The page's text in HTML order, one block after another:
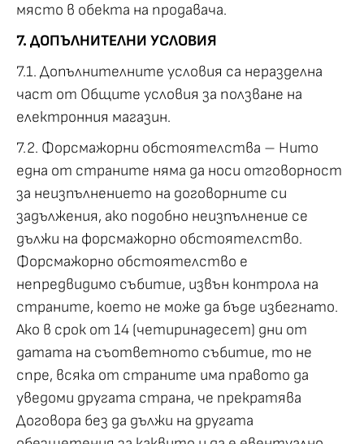
място в обекта на продавача.
7. ДОПЪЛНИТЕЛНИ УСЛОВИЯ
7.1. Допълнителните условия са неразделна
част от Общите условия за ползване на
електронния магазин.
7.2. Форсмажорни обстоятелства – Нито
една от страните няма да носи отговорност
за неизпълнението на договорните си
задължения, ако подобно неизпълнение се
дължи на форсмажорно обстоятелство.
Форсмажорно обстоятелство е
непредвидимо събитие, извън контрола на
страните, което не може да бъде избегнато.
Ако в срок от 14 (четиринадесет) дни от
датата на съответното събитие, то не
спре, всяка от страните има правото да
уведоми другата страна, че прекратява
Договора без да дължи на другата